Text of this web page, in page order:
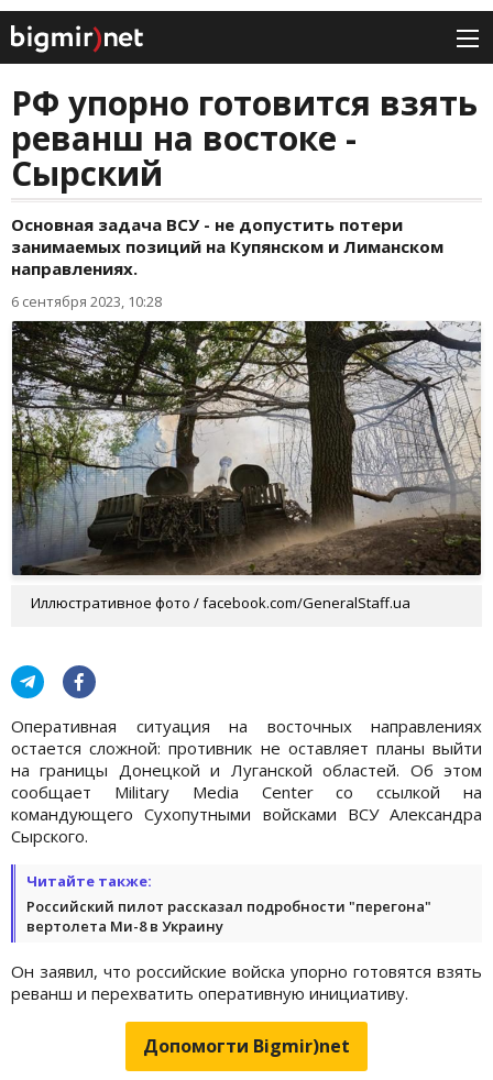
РФ упорно готовится взять
реванш на востоке -
Сырский
Основная задача ВСУ - не допустить потери
занимаемых позиций на Купянском и Лиманском
направлениях.
6 сентября 2023, 10:28
Иллюстративное фото / facebook.com/GeneralStaff.ua
Оперативная ситуация на восточных направлениях
остается сложной: противник не оставляет планы выйти
на границы Донецкой и Луганской областей. Об этом
сообщает Military Media Center со ссылкой на
командующего Сухопутными войсками ВСУ Александра
Сырского.
Читайте также:
Российский пилот рассказал подробности "перегона"
вертолета Ми-8 в Украину
Он заявил, что российские войска упорно готовятся взять
реванш и перехватить оперативную инициативу.
Допомогти Bigmir)net